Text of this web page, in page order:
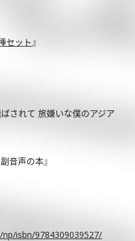
セット』
されて 旅嫌いな僕のアジア
音声の本』
isbn/9784309039527/